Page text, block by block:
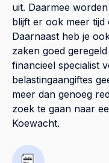
uit. Daarmee
blijft er ook meer
Daarnaast heb je
zaken goed
financieel specialist
belastingaangiftes
meer dan genoeg
zoek te gaan naar
Koewacht.